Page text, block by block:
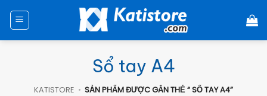
đến
Sổ tay A4
KATISTORE • SẢN PHẨM ĐƯỢC GẮN THẺ “ SỔ TAY A4”